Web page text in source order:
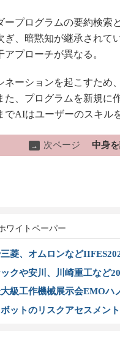
プログラムの要約検索
ぎ、暗黙知が継承されて
アプローチが異なる。
ーションを起こすため
た、プログラムを新規に
でAIはユーザーのスキル
→ 次ページ 中身
ワイトペーパー
菱、オムロンなど
クや安川、川崎重工など
級工作機械展示会EMOハ
ットのリスクアセスメン